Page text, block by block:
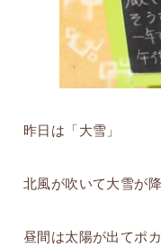
昨日は「大雪」
北風が吹いて大雪が
昼間は太陽が出てポ